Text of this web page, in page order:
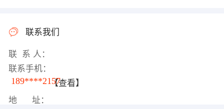
联系我们
联 系 人：
联系手机：
189****2157【查看】
地 址：